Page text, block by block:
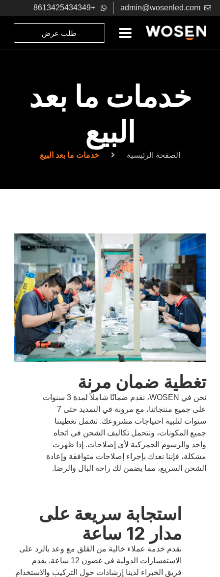
admin@wosenled.com
+8613425434349
طلب عرض
خدمات ما بعد
البيع
الصفحة الرئيسية خدمات ما بعد البيع
تغطية ضمان مرنة
نحن في WOSEN، نقدم ضمانًا شاملاً لمدة 3 سنوات
على جميع منتجاتنا، مع مرونة في التمديد حتى 7
سنوات لتلبية احتياجات مشروعك. تشمل تغطيتنا
جميع المكونات، ونتحمل تكاليف الشحن في اتجاه
واحد والرسوم الجمركية لأي إصلاحات. إذا ظهرت
مشكلة، فإننا نعدك بإجراء إصلاحات متوافقة وإعادة
الشحن السريع، مما يضمن لك راحة البال والرضا.
استجابة سريعة على
مدار 12 ساعة
نقدم خدمة عملاء خالية من القلق مع وعد بالرد على
الاستفسارات الدولية في غضون 12 ساعة. يقدم
فريق الخبراء لدينا إرشادات حول التركيب والاستخدام